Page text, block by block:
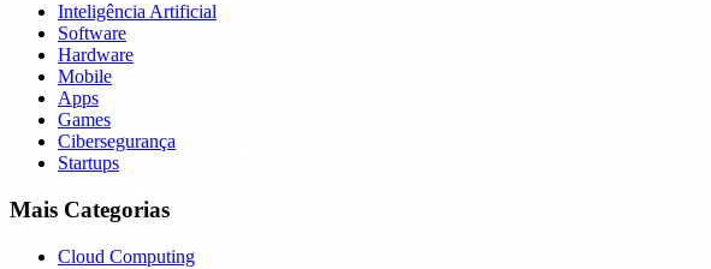
Inteligência Artificial
Software
Hardware
Mobile
Apps
Games
Cibersegurança
Startups
Mais Categorias
Cloud Computing